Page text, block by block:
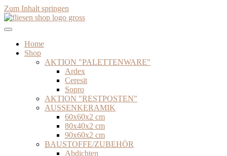
Zum Inhalt springen
Home
Shop
AKTION "PALETTENWARE"
Ardex
Ceresit
Sopro
AKTION "RESTPOSTEN"
AUSSENKERAMIK
60x60x2 cm
80x40x2 cm
90x60x2 cm
BAUSTOFFE/ZUBEHÖR
Abdichten